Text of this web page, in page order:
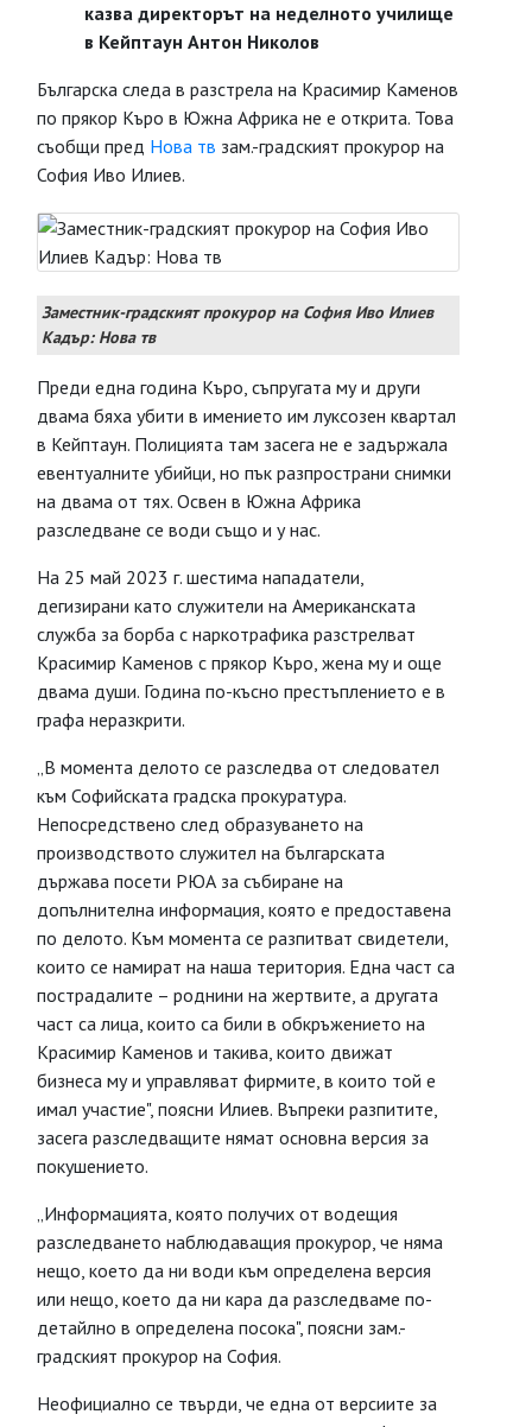
казва директорът на неделното училище
в Кейптаун Антон Николов
Българска следа в разстрела на Красимир Каменов
по прякор Къро в Южна Африка не е открита. Това
съобщи пред Нова тв зам.-градският прокурор на
София Иво Илиев.
Заместник-градският прокурор на София Иво Илиев
Кадър: Нова тв
Преди една година Къро, съпругата му и други
двама бяха убити в имението им луксозен квартал
в Кейптаун. Полицията там засега не е задържала
евентуалните убийци, но пък разпространи снимки
на двама от тях. Освен в Южна Африка
разследване се води също и у нас.
На 25 май 2023 г. шестима нападатели,
дегизирани като служители на Американската
служба за борба с наркотрафика разстрелват
Красимир Каменов с прякор Къро, жена му и още
двама души. Година по-късно престъплението е в
графа неразкрити.
„В момента делото се разследва от следовател
към Софийската градска прокуратура.
Непосредствено след образуването на
производството служител на българската
държава посети РЮА за събиране на
допълнителна информация, която е предоставена
по делото. Към момента се разпитват свидетели,
които се намират на наша територия. Една част са
пострадалите – роднини на жертвите, а другата
част са лица, които са били в обкръжението на
Красимир Каменов и такива, които движат
бизнеса му и управляват фирмите, в които той е
имал участие", поясни Илиев. Въпреки разпитите,
засега разследващите нямат основна версия за
покушението.
„Информацията, която получих от водещия
разследването наблюдаващия прокурор, че няма
нещо, което да ни води към определена версия
или нещо, което да ни кара да разследваме по-
детайлно в определена посока", поясни зам.-
градският прокурор на София.
Неофициално се твърди, че една от версиите за